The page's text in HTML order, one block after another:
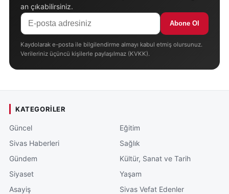
an çıkabilirsiniz.
Abone Ol
Kaydolarak e-posta ile bilgilendirme almayı kabul etmiş olursunuz.
Verileriniz üçüncü kişilerle paylaşılmaz (KVKK).
KATEGORILER
Güncel
Sivas Haberleri
Gündem
Siyaset
Asayiş
Eğitim
Sağlık
Kültür, Sanat ve Tarih
Yaşam
Sivas Vefat Edenler